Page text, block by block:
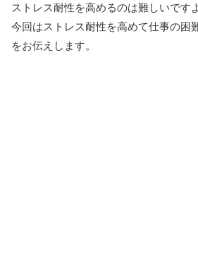
ストレス耐性を高めるのは難しいです
今回はストレス耐性を高めて仕事の困
をお伝えします。